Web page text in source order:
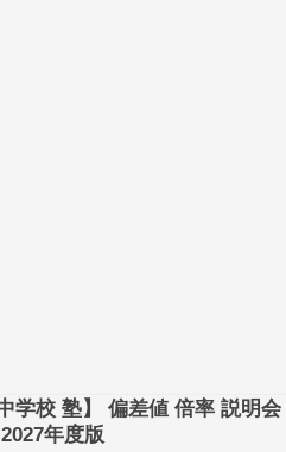
学校 塾】 偏差値 倍率 説明会
年度版